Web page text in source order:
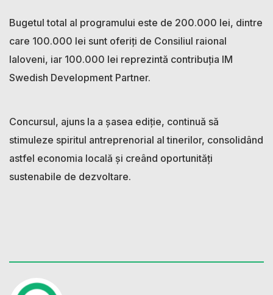
Bugetul total al programului este de 200.000 lei, dintre
care 100.000 lei sunt oferiți de Consiliul raional
Ialoveni, iar 100.000 lei reprezintă contribuția IM
Swedish Development Partner.
Concursul, ajuns la a șasea ediție, continuă să
stimuleze spiritul antreprenorial al tinerilor, consolidând
astfel economia locală și creând oportunități
sustenabile de dezvoltare.